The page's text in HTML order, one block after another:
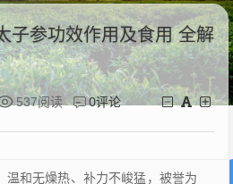
子参功效作用及食用 全解
537阅读 0评论
温和无燥热、补力不峻猛，被誉为